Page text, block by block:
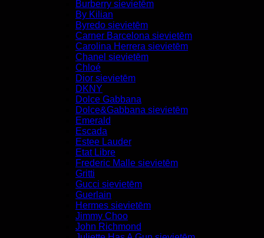
Burberry sievietēm
By Kilian
Byredo sievietēm
Carner Barcelona sievietēm
Carolina Herrera sievietēm
Chanel sievietēm
Chloé
Dior sievietēm
DKNY
Dolce Gabbana
Dolce&Gabbana sievietēm
Emerald
Escada
Estee Lauder
Etat Libre
Frederic Malle sievietēm
Gritti
Gucci sievietēm
Guerlain
Hermes sievietēm
Jimmy Choo
John Richmond